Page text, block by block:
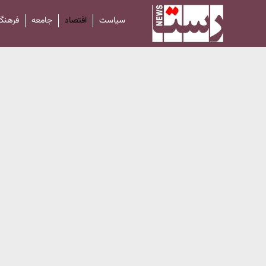
سیاست اقتصاد جامعه